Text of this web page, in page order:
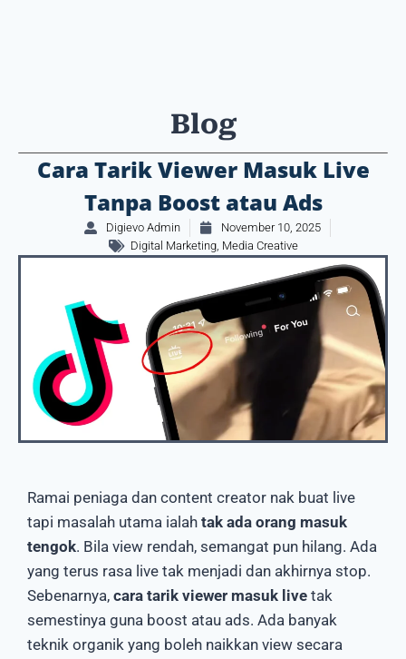
Blog
Cara Tarik Viewer Masuk Live
Tanpa Boost atau Ads
Digievo Admin
November 10, 2025
Digital Marketing, Media Creative
Ramai peniaga dan content creator nak buat live
tapi masalah utama ialah tak ada orang masuk
tengok. Bila view rendah, semangat pun hilang. Ada
yang terus rasa live tak menjadi dan akhirnya stop.
Sebenarnya, cara tarik viewer masuk live tak
semestinya guna boost atau ads. Ada banyak
teknik organik yang boleh naikkan view secara